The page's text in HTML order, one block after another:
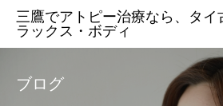
三鷹でアトピー治療なら、タ
ラックス・ボディ
ブログ